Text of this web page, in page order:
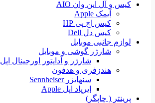
کیس و آل این وان AIO
آیمک Apple
کیس اچ پی HP
کیس دل Dell
لوازم جانبی موبایل
شارژر گوشی و موبایل
شارژر و آداپتور اورجینال اپل Apple
هندزفری و هدفون
سنهایزر Sennheiser
ایرپاد اپل Apple
پرینتر ( چاپگر)